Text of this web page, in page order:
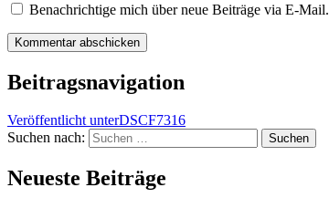
Benachrichtige mich über neue Beiträge via E-Mail.
Beitragsnavigation
Veröffentlicht unterDSCF7316
Suchen nach:
Neueste Beiträge